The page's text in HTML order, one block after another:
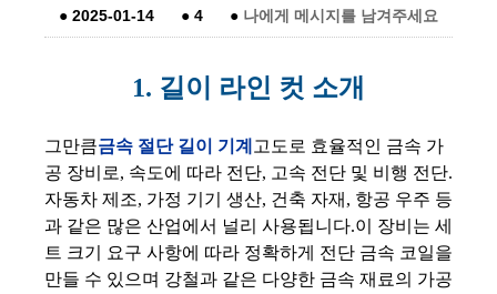
● 2025-01-14 ● 4 ● 나에게 메시지를 남겨주세요
1. 길이 라인 컷 소개
그만큼금속 절단 길이 기계 고도로 효율적인 금속 가
공 장비로, 속도에 따라 전단, 고속 전단 및 비행 전단.
자동차 제조, 가정 기기 생산, 건축 자재, 항공 우주 등
과 같은 많은 산업에서 널리 사용됩니다.이 장비는 세
트 크기 요구 사항에 따라 정확하게 전단 금속 코일을
만들 수 있으며 강철과 같은 다양한 금속 재료의 가공